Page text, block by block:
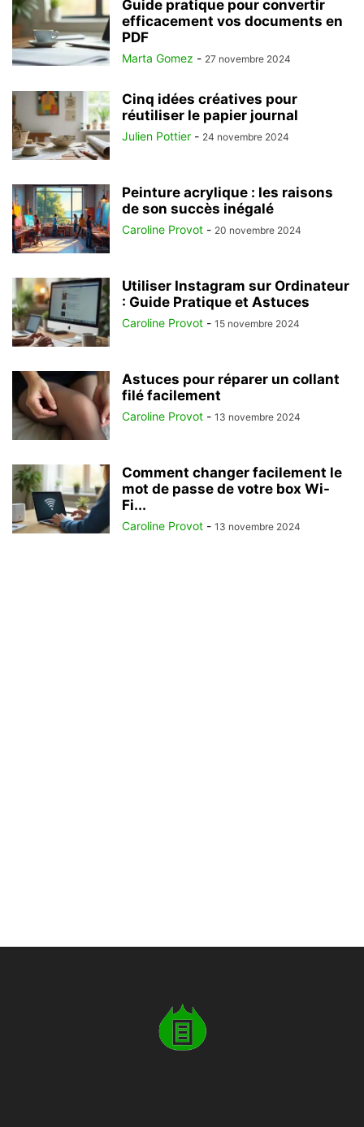
Guide pratique pour convertir
efficacement vos documents en
PDF
Marta Gomez - 27 novembre 2024
Cinq idées créatives pour
réutiliser le papier journal
Julien Pottier - 24 novembre 2024
Peinture acrylique : les raisons
de son succès inégalé
Caroline Provot - 20 novembre 2024
Utiliser Instagram sur Ordinateur
: Guide Pratique et Astuces
Caroline Provot - 15 novembre 2024
Astuces pour réparer un collant
filé facilement
Caroline Provot - 13 novembre 2024
Comment changer facilement le
mot de passe de votre box Wi-
Fi...
Caroline Provot - 13 novembre 2024